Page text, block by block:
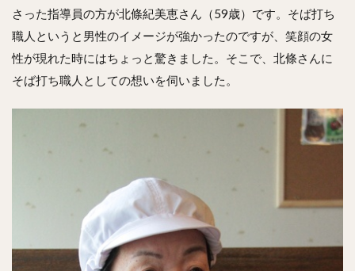
さった指導員の方が北條紀美恵さん（59歳）です。そば打ち
職人というと男性のイメージが強かったのですが、笑顔の女
性が現れた時にはちょっと驚きました。そこで、北條さんに
そば打ち職人としての想いを伺いました。